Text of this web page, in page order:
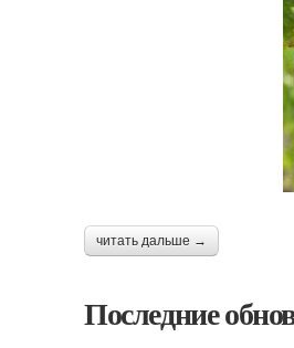
читать дальше →
Последние